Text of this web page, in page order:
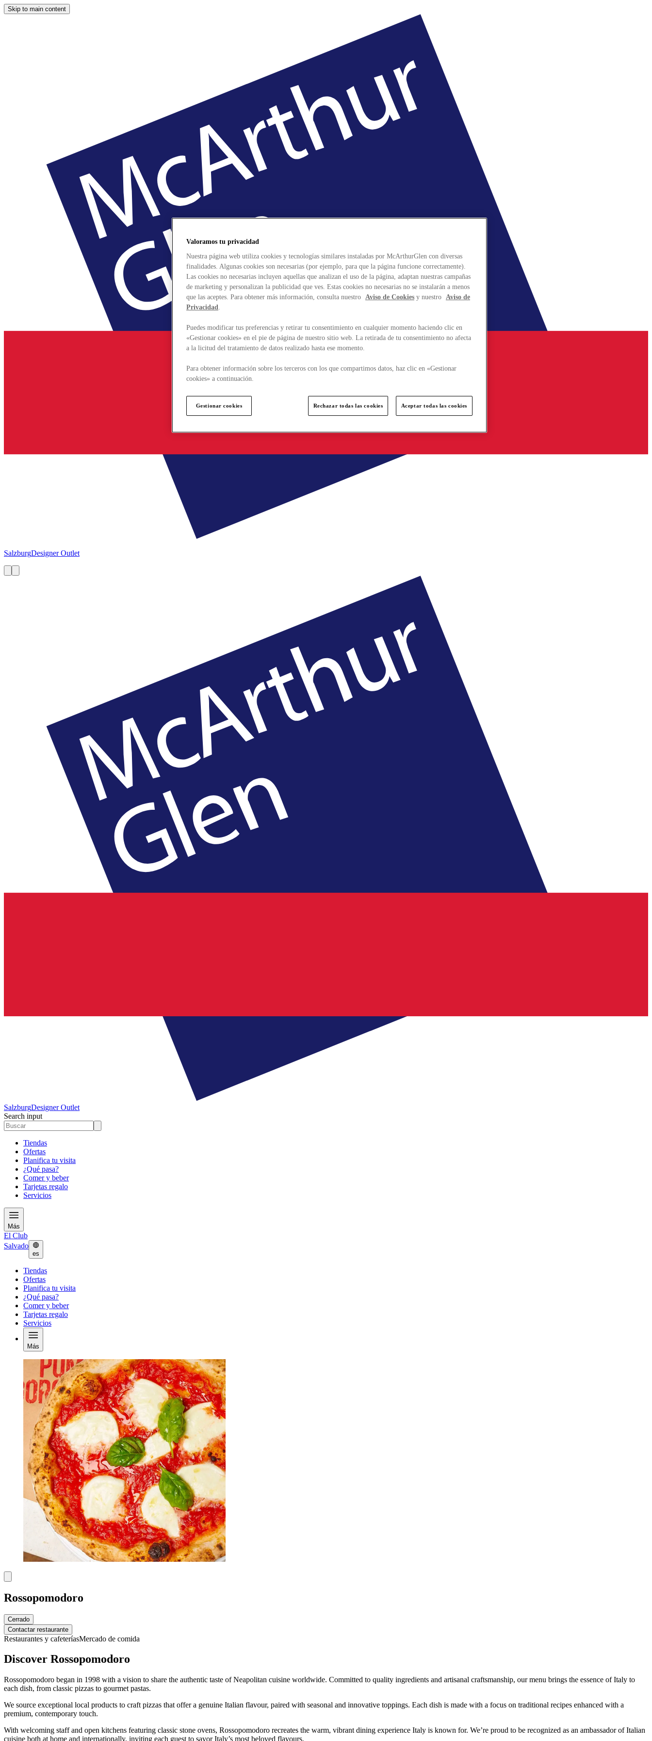
Skip to main content
SalzburgDesigner Outlet
SalzburgDesigner Outlet
Search input
Tiendas
Ofertas
Planifica tu visita
¿Qué pasa?
Comer y beber
Tarjetas regalo
Servicios
Más
El Club
Salvado
es
Tiendas
Ofertas
Planifica tu visita
¿Qué pasa?
Comer y beber
Tarjetas regalo
Servicios
Más
Rossopomodoro
Cerrado
Contactar restaurante
Restaurantes y cafeteríasMercado de comida
Discover Rossopomodoro
Rossopomodoro began in 1998 with a vision to share the authentic taste of Neapolitan cuisine worldwide. Committed to quality ingredients and artisanal craftsmanship, our menu brings the essence of Italy to
each dish, from classic pizzas to gourmet pastas.
We source exceptional local products to craft pizzas that offer a genuine Italian flavour, paired with seasonal and innovative toppings. Each dish is made with a focus on traditional recipes enhanced with a
premium, contemporary touch.
With welcoming staff and open kitchens featuring classic stone ovens, Rossopomodoro recreates the warm, vibrant dining experience Italy is known for. We’re proud to be recognized as an ambassador of Italian
cuisine both at home and internationally, inviting each guest to savor Italy’s most beloved flavours.
Valoramos tu privacidad
Nuestra página web utiliza cookies y tecnologías similares instaladas por McArthurGlen con diversas
finalidades. Algunas cookies son necesarias (por ejemplo, para que la página funcione correctamente).
Las cookies no necesarias incluyen aquellas que analizan el uso de la página, adaptan nuestras campañas
de marketing y personalizan la publicidad que ves. Estas cookies no necesarias no se instalarán a menos
que las aceptes. Para obtener más información, consulta nuestro Aviso de Cookies y nuestro Aviso de
Privacidad.
Puedes modificar tus preferencias y retirar tu consentimiento en cualquier momento haciendo clic en
«Gestionar cookies» en el pie de página de nuestro sitio web. La retirada de tu consentimiento no afecta
a la licitud del tratamiento de datos realizado hasta ese momento.
Para obtener información sobre los terceros con los que compartimos datos, haz clic en «Gestionar
cookies» a continuación.
Gestionar cookies Rechazar todas las cookies Aceptar todas las cookies